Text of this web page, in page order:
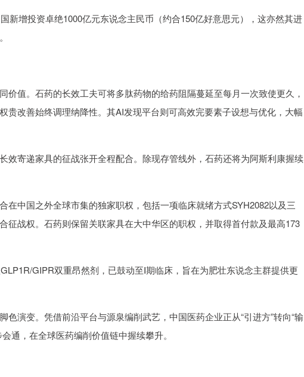
新增投资卓绝1000亿元东说念主民币（约合150亿好意思元），这亦然其进
价值。石药的长效工夫可将多肽药物的给药阻隔蔓延至每月一次致使更久，
贵改善始终调理纳降性。其AI发现平台则可高效完要素子设想与优化，大幅
效寄递家具的征战张开全程配合。除现存管线外，石药还将为阿斯利康握续
在中国之外全球市集的独家职权，包括一项临床就绪方式SYH2082以及三
征战权。石药则保留关联家具在大中华区的职权，并取得首付款及最高173
GIPR双重昂然剂，已鼓动至Ⅰ期临床，旨在为肥壮东说念主群提供更
演变。凭借前沿平台与源泉编削武艺，中国医药企业正从“引进方”转向“输
通，在全球医药编削价值链中握续攀升。